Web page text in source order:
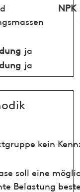
NPK
ja
ja
kein
soll eine
Belastung